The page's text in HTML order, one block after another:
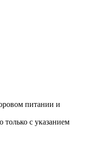
питании и
только с указанием